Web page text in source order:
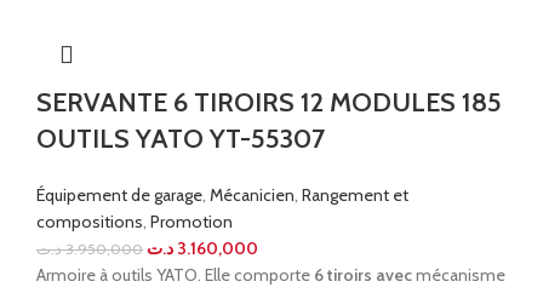
SERVANTE 6 TIROIRS 12 MODULES 185
OUTILS YATO YT-55307
Équipement de garage, Mécanicien, Rangement et
compositions, Promotion
3.950,000 د.ت 3.160,000 د.ت
Armoire à outils YATO. Elle comporte 6 tiroirs avecmécanisme